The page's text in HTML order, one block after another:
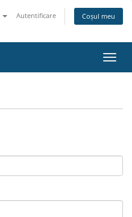
Autentificare Coșul meu